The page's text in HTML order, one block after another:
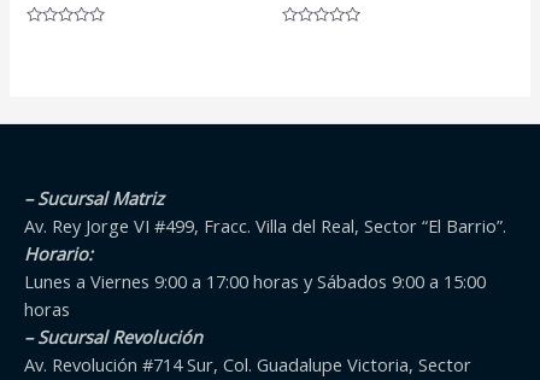
– Sucursal Matriz
Av. Rey Jorge VI #499, Fracc. Villa del Real, Sector “El Barrio”.
Horario:
Lunes a Viernes 9:00 a 17:00 horas y Sábados 9:00 a 15:00
horas
– Sucursal Revolución
Av. Revolución #714 Sur, Col. Guadalupe Victoria, Sector